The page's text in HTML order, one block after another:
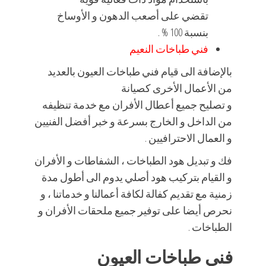
تقضي على أصعب الدهون و الأوساخ
بنسبة 100 % .
فني طباخات النعيم
بالإضافة الى قيام فني طباخات العيون بالعديد
من الأعمال الأخرى كصيانة
و تصليح جميع أعطال الأفران مع خدمة تنظيفه
من الداخل و الخارج بسرعة و خبر أفضل الفنيين
و العمال الاحترافيين .
فك و تبديل هود الطباخات ، الشفاطات و الأفران
و القيام بتركيب هود أصلي يدوم الى أطول مدة
زمنية مع تقديم كفالة لكافة أعمالنا و خدماتنا ، و
نحرص أيضا على توفير جميع ملحقات الأفران و
الطباخات .
فني طباخات العيون